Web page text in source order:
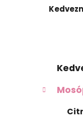
d
Kategóriák
átugrása
t
e